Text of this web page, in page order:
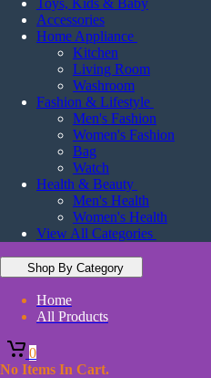
Toys, Kids & Baby
Accessories
Home Appliance
Kitchen
Living Room
Washroom
Fashion & Lifestyle
Men's Fashion
Women's Fashion
Bag
Watch
Health & Beauty
Men's Health
Women's Health
View All Categories
Shop By Category
Home
All Products
0
No Items In Cart.